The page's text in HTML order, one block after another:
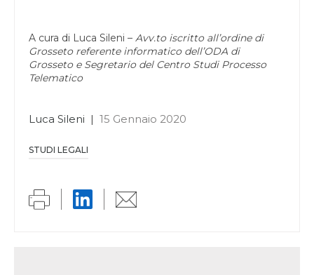
A cura di Luca Sileni – Avv.to iscritto all’ordine di
Grosseto referente informatico dell’ODA di
Grosseto e Segretario del Centro Studi Processo
Telematico
Luca Sileni | 15 Gennaio 2020
STUDI LEGALI